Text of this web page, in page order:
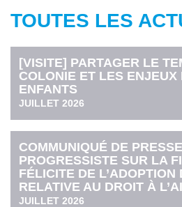
TOUTES LES
[VISITE] PARTAGER LE
COLONIE ET LES ENJEUX
ENFANTS
JUILLET 2026
COMMUNIQUÉ DE
PROGRESSISTE SUR LA
FÉLICITE DE L’ADOPTION
RELATIVE AU DROIT À
JUILLET 2026